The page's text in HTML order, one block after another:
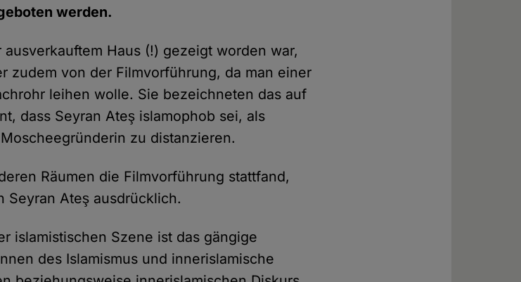
werden.
Haus (!) gezeigt worden war,
zudem von der Filmvorführung, da man einer
leihen wolle. Sie bezeichneten das auf
dass Seyran Ateş islamophob sei, als
zu distanzieren.
Räumen die Filmvorführung stattfand,
Seyran Ateş ausdrücklich.
islamistischen Szene ist das gängige
des Islamismus und innerislamische